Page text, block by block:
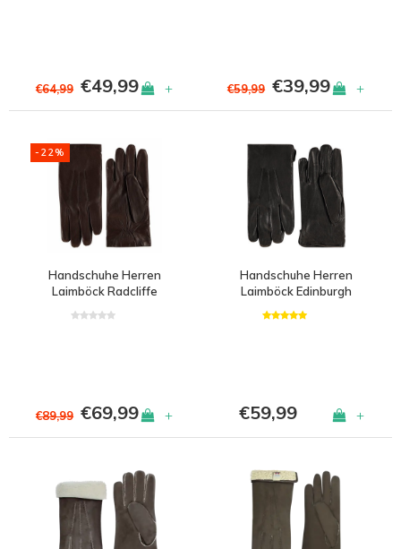
€64,99 €49,99 + €59,99 €39,99 +
-22%
Handschuhe Herren
Laimböck Radcliffe
€89,99 €69,99 +
Handschuhe Herren
Laimböck Edinburgh
€59,99 +